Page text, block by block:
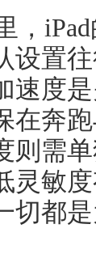
，
设置
速度
在奔
则需
灵敏
切都